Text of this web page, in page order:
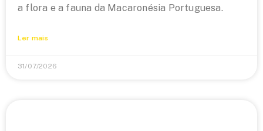
a flora e a fauna da Macaronésia Portuguesa.
Ler mais
31/07/2026